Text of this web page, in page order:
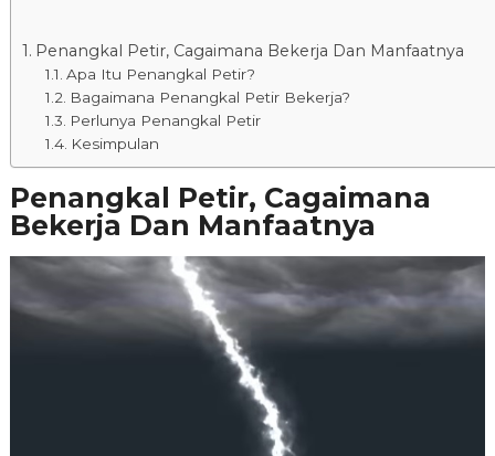
Penangkal Petir, Cagaimana Bekerja Dan Manfaatnya
Apa Itu Penangkal Petir?
Bagaimana Penangkal Petir Bekerja?
Perlunya Penangkal Petir
Kesimpulan
Penangkal Petir, Cagaimana
Bekerja Dan Manfaatnya